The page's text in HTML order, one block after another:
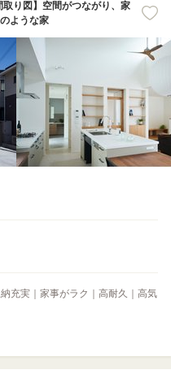
取り図】空間がつながり、家
ような家
充実｜家事がラク｜高耐久｜高気